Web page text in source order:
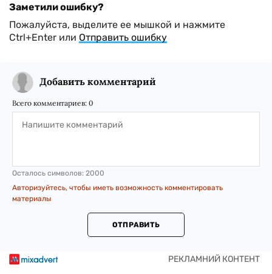
Заметили ошибку?
Пожалуйста, выделите ее мышкой и нажмите
Ctrl+Enter или Отправить ошибку
Добавить комментарий
Всего комментариев: 0
Осталось символов: 2000
Авторизуйтесь, чтобы иметь возможность комментировать
материалы
ОТПРАВИТЬ